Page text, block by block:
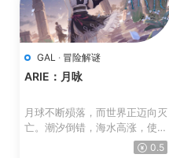
GAL · 冒险解谜
ARIE：月咏
月球不断殒落，而世界正迈向灭
亡。潮汐倒错，海水高涨，使得
赛鲁岛成为地球上最后...
0.5